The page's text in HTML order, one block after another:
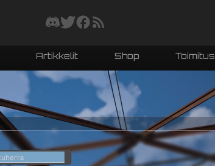
Artikkelit Shop Toimitus